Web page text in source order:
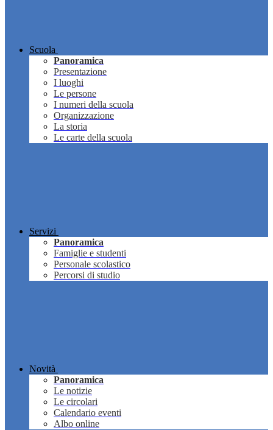
Scuola
Panoramica
Presentazione
I luoghi
Le persone
I numeri della scuola
Organizzazione
La storia
Le carte della scuola
Servizi
Panoramica
Famiglie e studenti
Personale scolastico
Percorsi di studio
Novità
Panoramica
Le notizie
Le circolari
Calendario eventi
Albo online